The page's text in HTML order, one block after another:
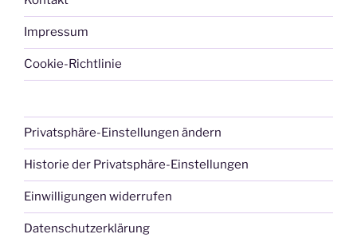
Impressum
Cookie-Richtlinie
Privatsphäre-Einstellungen ändern
Historie der Privatsphäre-Einstellungen
Einwilligungen widerrufen
Datenschutzerklärung